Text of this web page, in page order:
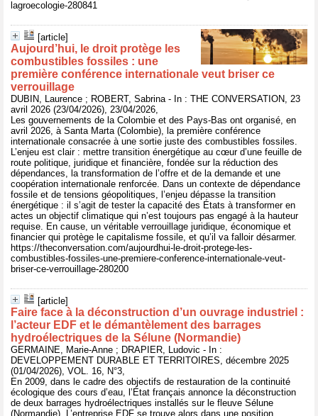
lagroecologie-280841
[article]
Aujourd’hui, le droit protège les
combustibles fossiles : une
première conférence internationale veut briser ce
verrouillage
DUBIN, Laurence ; ROBERT, Sabrina - In : THE CONVERSATION, 23
avril 2026 (23/04/2026), 23/04/2026,
Les gouvernements de la Colombie et des Pays-Bas ont organisé, en
avril 2026, à Santa Marta (Colombie), la première conférence
internationale consacrée à une sortie juste des combustibles fossiles.
L’enjeu est clair : mettre transition énergétique au cœur d’une feuille de
route politique, juridique et financière, fondée sur la réduction des
dépendances, la transformation de l’offre et de la demande et une
coopération internationale renforcée. Dans un contexte de dépendance
fossile et de tensions géopolitiques, l’enjeu dépasse la transition
énergétique : il s’agit de tester la capacité des États à transformer en
actes un objectif climatique qui n’est toujours pas engagé à la hauteur
requise. En cause, un véritable verrouillage juridique, économique et
financier qui protège le capitalisme fossile, et qu’il va falloir désarmer.
https://theconversation.com/aujourdhui-le-droit-protege-les-
combustibles-fossiles-une-premiere-conference-internationale-veut-
briser-ce-verrouillage-280200
[article]
Faire face à la déconstruction d’un ouvrage industriel :
l’acteur EDF et le démantèlement des barrages
hydroélectriques de la Sélune (Normandie)
GERMAINE, Marie-Anne ; DRAPIER, Ludovic - In :
DEVELOPPEMENT DURABLE ET TERRITOIRES, décembre 2025
(01/04/2026), VOL. 16, N°3,
En 2009, dans le cadre des objectifs de restauration de la continuité
écologique des cours d’eau, l’État français annonce la déconstruction
de deux barrages hydroélectriques installés sur le fleuve Sélune
(Normandie). L’entreprise EDF se trouve alors dans une position